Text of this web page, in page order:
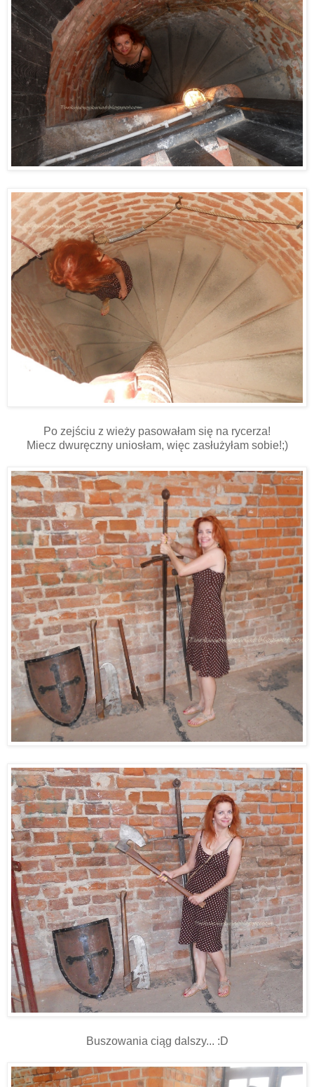
Po zejściu z wieży pasowałam się na rycerza!
Miecz dwuręczny uniosłam, więc zasłużyłam sobie!;)
Buszowania ciąg dalszy... :D